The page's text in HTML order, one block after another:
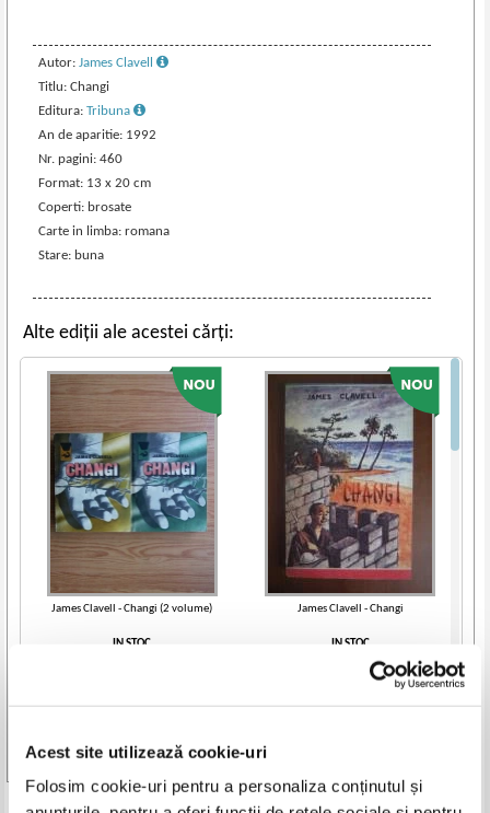
Acest site utilizează cookie-uri
Folosim cookie-uri pentru a personaliza conținutul și
Autor: James Clavell
Titlu: Changi
Editura:Tribuna
An de aparitie: 1992
Nr. pagini: 460
Format: 13 x 20 cm
Coperti: brosate
Carte in limba: romana
Stare: buna
Alte ediții ale acestei cărți:
James Clavell - Changi (2 volume)
IN STOC
James Clavell - Changi
IN STOC
Lei
Adaugă în coș
Vezi toate edițiile »